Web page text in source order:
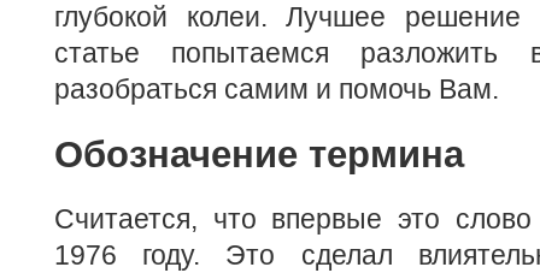
глубокой колеи.Лучшее решение
статье попытаемся разложить
разобраться самим и помочь Вам.
Обозначение термина
Считается, что впервые это
1976 году. Это сделал